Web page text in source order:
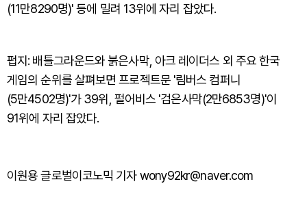
(11만8290명)' 등에 밀려 13위에 자리 잡았다.
펍지: 배틀그라운드와 붉은사막, 아크 레이더스 외 주요 한국
게임의 순위를 살펴보면 프로젝트문 '림버스 컴퍼니
(5만4502명)'가 39위, 펄어비스 '검은사막(2만6853명)'이
91위에 자리 잡았다.
이원용 글로벌이코노믹 기자 wony92kr@naver.com